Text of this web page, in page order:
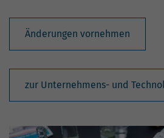
Änderungen vornehmen
zur Unternehmens- und